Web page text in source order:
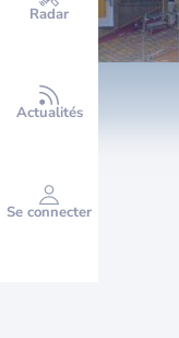
Radar
Actualités
Se connecter